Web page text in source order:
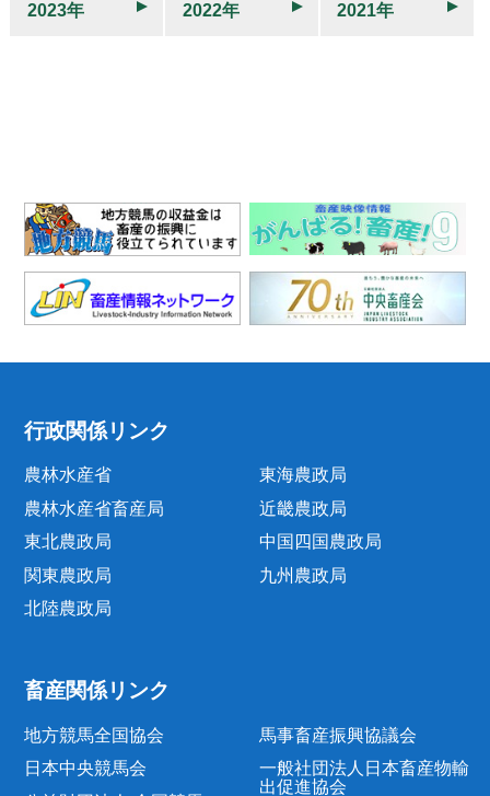
2023年 2022年 2021年
行政関係リンク
農林水産省
農林水産省畜産局
東北農政局
関東農政局
北陸農政局
東海農政局
近畿農政局
中国四国農政局
九州農政局
畜産関係リンク
地方競馬全国協会
日本中央競馬会
馬事畜産振興協議会
一般社団法人日本畜産物輸
出促進協会